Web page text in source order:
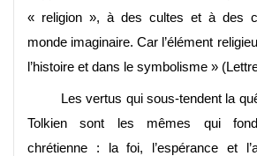
« religion », à des cultes et à des
monde imaginaire. Car l’élément
l’histoire et dans le symbolisme »
Les vertus qui sous-tendent la
Tolkien sont les mêmes qui
chrétienne : la foi, l’espérance et